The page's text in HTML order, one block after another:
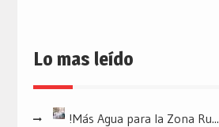
Lo mas leído
!Más Agua para la Zona Ru...